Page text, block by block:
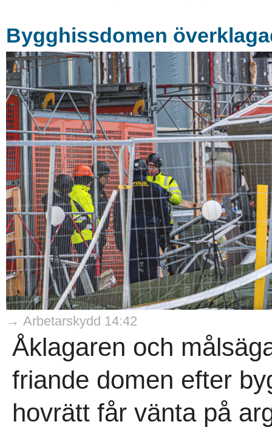
Bygghissdomen
→ Arbetarskydd 14:42
Åklagaren och
friande domen efter
hovrätt får vänta på